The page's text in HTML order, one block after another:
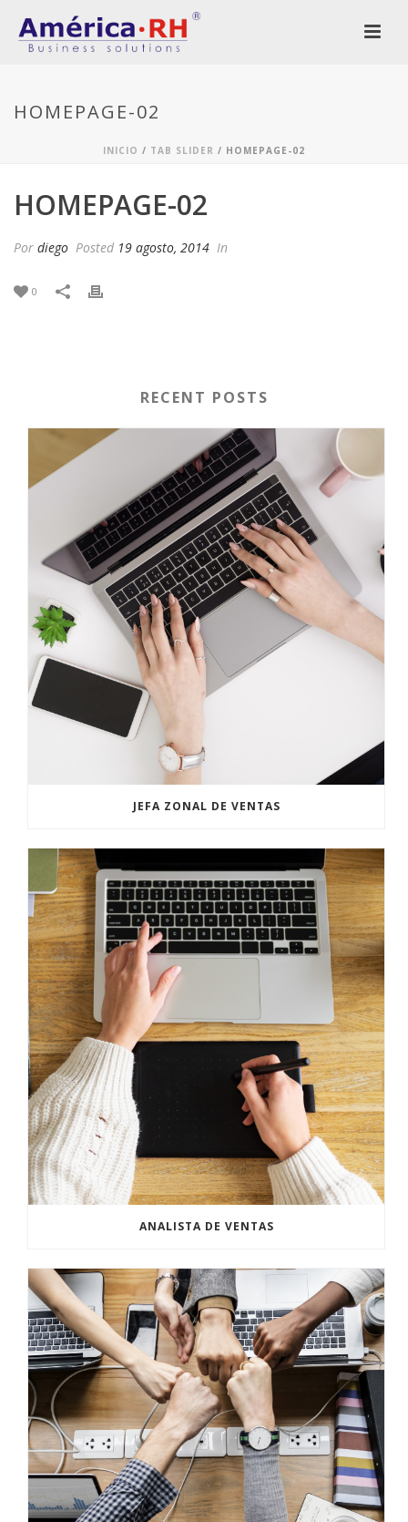
HOMEPAGE-02
INICIO / TAB SLIDER / HOMEPAGE-02
HOMEPAGE-02
Por diego Posted 19 agosto, 2014 In
0
RECENT POSTS
JEFA ZONAL DE VENTAS
ANALISTA DE VENTAS